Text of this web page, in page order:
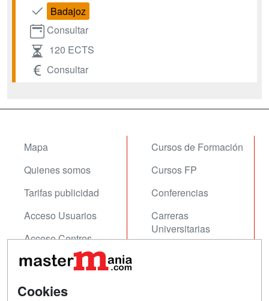
Badajoz
Consultar
120 ECTS
Consultar
Mapa
Quienes somos
Tarifas publicidad
Acceso Usuarios
Acceso Centros
Cursos de Formación
Cursos FP
Conferencias
Carreras
Universitarias
Contactar
Cookies